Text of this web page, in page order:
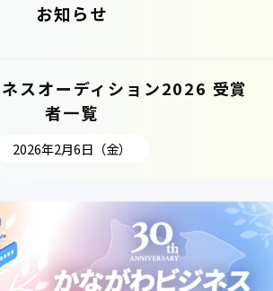
お知らせ
スオーディション2026 受賞
者一覧
2026年2月6日（金）